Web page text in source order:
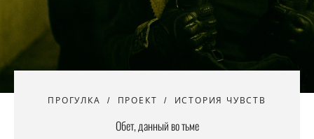
ПРОГУЛКА ПРОЕКТ ИСТОРИЯ ЧУВСТВ
Обет, данный во тьме